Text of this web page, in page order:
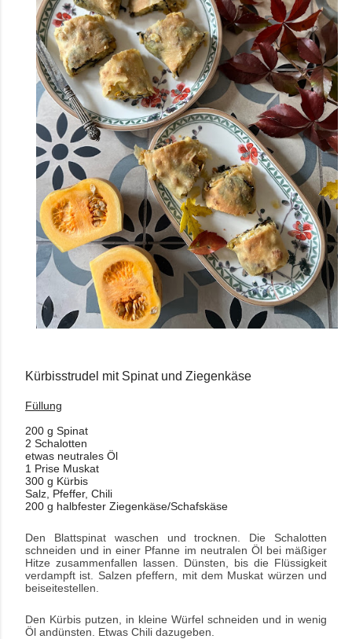
Kürbisstrudel mit Spinat und Ziegenkäse
Füllung
200 g Spinat
2 Schalotten
etwas neutrales Öl
1 Prise Muskat
300 g Kürbis
Salz, Pfeffer, Chili
200 g halbfester Ziegenkäse/Schafskäse
Den Blattspinat waschen und trocknen. Die Schalotten
schneiden und in einer Pfanne im neutralen Öl bei mäßiger
Hitze zusammenfallen lassen. Dünsten, bis die Flüssigkeit
verdampft ist. Salzen pfeffern, mit dem Muskat würzen und
beiseitestellen.
Den Kürbis putzen, in kleine Würfel schneiden und in wenig
Öl andünsten. Etwas Chili dazugeben.